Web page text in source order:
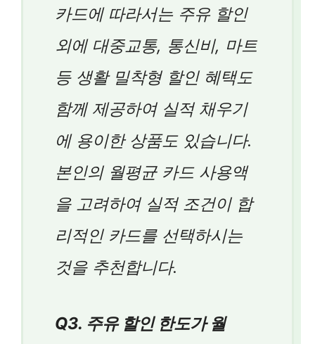
카드에 따라서는 주유 할인
외에 대중교통, 통신비, 마트
등 생활 밀착형 할인 혜택도
함께 제공하여 실적 채우기
에 용이한 상품도 있습니다.
본인의 월평균 카드 사용액
을 고려하여 실적 조건이 합
리적인 카드를 선택하시는
것을 추천합니다.
Q3. 주유 할인 한도가 월